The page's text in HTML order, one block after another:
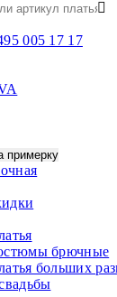
005 17 17
примерку
брючные
больших